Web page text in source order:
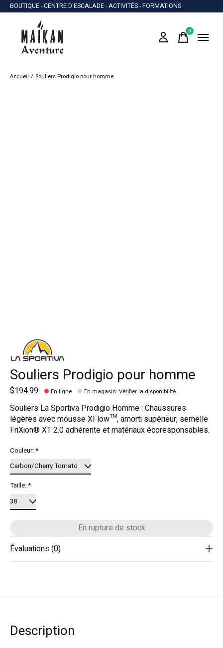
BOUTIQUE - CENTRE D'ESCALADE - ACTIVITÉS - FORMATIONS
0items
Accueil / Souliers Prodigio pour homme
Souliers Prodigio pour homme
$194.99 En ligne En magasin:Vérifier la disponibilité
Souliers La Sportiva Prodigio Homme : Chaussures
légères avec mousse XFlow™, amorti supérieur, semelle
FriXion® XT 2.0 adhérente et matériaux écoresponsables.
Couleur:*
Taille:*
En rupture de stock
Évaluations (0)
Description